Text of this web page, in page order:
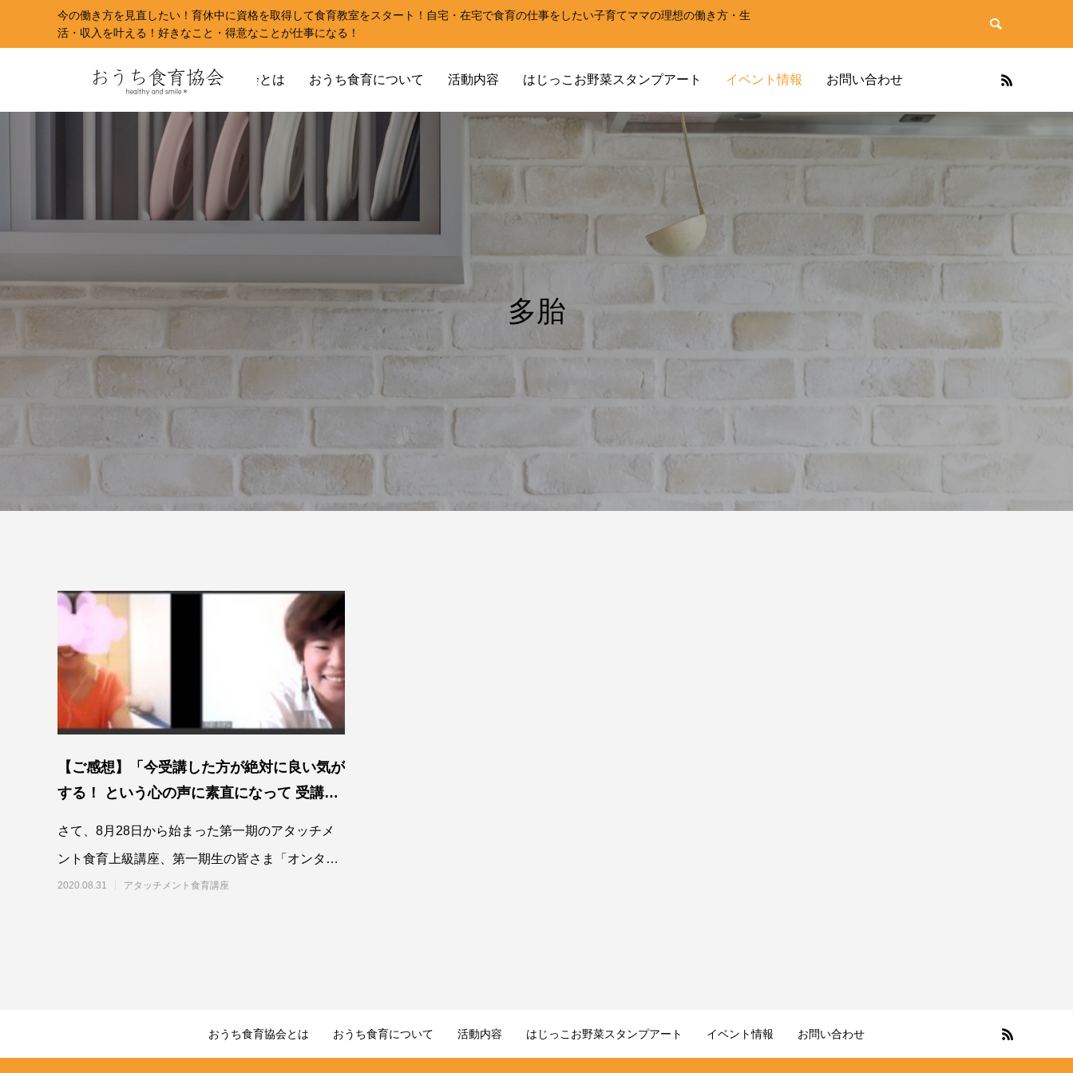
今の働き方を見直したい！育休中に資格を取得して食育教室をスタート！自宅・在宅で食育の仕事をしたい子育てママの理想の働き方・生
活・収入を叶える！好きなこと・得意なことが仕事になる！
おうち食育協会とは おうち食育について 活動内容 はじっこお野菜スタンプアート イベント情報 お問い合わせ
多胎
【ご感想】「今受講した方が絶対に良い気が
する！ という心の声に素直になって 受講を
さて、8月28日から始まった第一期のアタッチメ
ント食育上級講座、第一期生の皆さま「オンタイ
ム受講＋動
2020.08.31 アタッチメント食育講座
おうち食育協会とは おうち食育について 活動内容 はじっこお野菜スタンプアート イベント情報 お問い合わせ